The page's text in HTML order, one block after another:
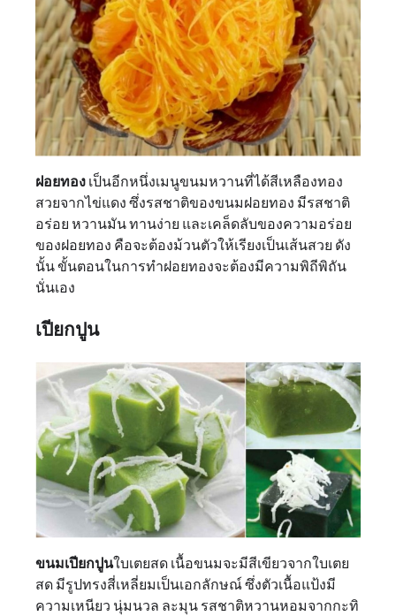
ฝอยทอง เป็นอีกหนึ่งเมนูขนมหวานที่ได้สีเหลืองทอง
สวยจากไข่แดง ซึ่งรสชาติของขนมฝอยทอง มีรสชาติ
อร่อย หวานมัน ทานง่าย และเคล็ดลับของความอร่อย
ของฝอยทอง คือจะต้องม้วนตัวให้เรียงเป็นเส้นสวย ดัง
นั้น ขั้นตอนในการทำฝอยทองจะต้องมีความพิถีพิถัน
นั่นเอง
เปียกปูน
ขนมเปียกปูนใบเตยสด เนื้อขนมจะมีสีเขียวจากใบเตย
สด มีรูปทรงสี่เหลี่ยมเป็นเอกลักษณ์ ซึ่งตัวเนื้อแป้งมี
ความเหนียว นุ่มนวล ละมุน รสชาติหวานหอมจากกะทิ